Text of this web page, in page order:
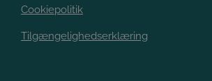
Cookiepolitik
Tilgængelighedserklæring